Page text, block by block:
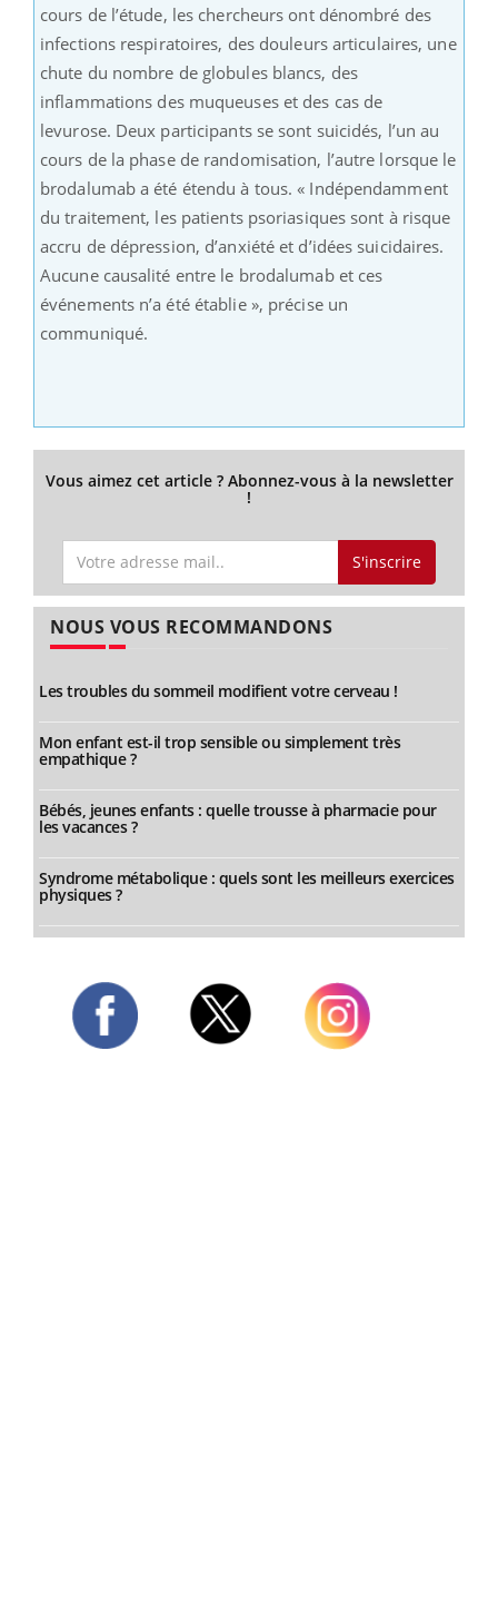
cours de l’étude, les chercheurs ont dénombré des
infections respiratoires, des douleurs articulaires, une
chute du nombre de globules blancs, des
inflammations des muqueuses et des cas de
levurose. Deux participants se sont suicidés, l’un au
cours de la phase de randomisation, l’autre lorsque le
brodalumab a été étendu à tous. « Indépendamment
du traitement, les patients psoriasiques sont à risque
accru de dépression, d’anxiété et d’idées suicidaires.
Aucune causalité entre le brodalumab et ces
événements n’a été établie », précise un
communiqué.
Vous aimez cet article ? Abonnez-vous à la newsletter
!
S'inscrire
NOUS VOUS RECOMMANDONS
Les troubles du sommeil modifient votre cerveau !
Mon enfant est-il trop sensible ou simplement très
empathique ?
Bébés, jeunes enfants : quelle trousse à pharmacie pour
les vacances ?
Syndrome métabolique : quels sont les meilleurs exercices
physiques ?